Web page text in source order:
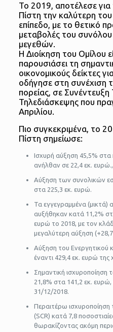
Το 2019, αποτέλεσε
Πίστη την καλύτερη
επίπεδο, με το θετικό
μεταβολές του
μεγεθών.
Η Διοίκηση του Ομίλου
παρουσιάσει τη
οικονομικούς δείκτες
οδήγησε στη συνέχιση
πορείας, σε
Τηλεδιάσκεψης που
Απριλίου.
Πιο συγκεκριμένα, το
Πίστη σημείωσε:
Ισχυρή αύξηση 45,5%
ανήλθαν σε 22,4 εκ.
Αύξηση των συνολικών
στα 225,3 εκ. ευρώ.
Τα εγγεγραμμένα
αυξήθηκαν κατά 11,2%
ευρώ το 2018, με τον
μεγαλύτερη αύξηση
Αύξηση του Ενεργητικού
έναντι 429,4 εκ. ευρώ της
Σημαντική
21,8% στα 141,2 εκ. ευρώ,
31/12/2018.
Περαιτέρω ισχυροποίηση
(SCR) κατά 7,8
θωρακίζοντας ακόμη